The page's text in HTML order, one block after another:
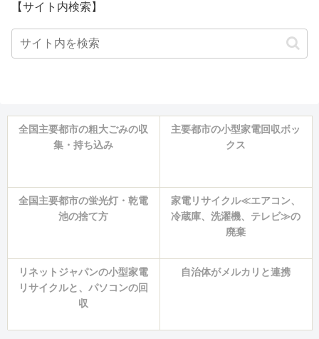
【サイト内検索】
全国主要都市の粗大ごみの収
集・持ち込み
主要都市の小型家電回収ボッ
クス
全国主要都市の蛍光灯・乾電
池の捨て方
家電リサイクル≪エアコン、
冷蔵庫、洗濯機、テレビ≫の
廃棄
リネットジャパンの小型家電
リサイクルと、パソコンの回
収
自治体がメルカリと連携